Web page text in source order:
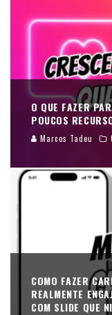
O QUE FAZER
POUCOS
Marcos Tadeu
COMO FAZER
REALMENTE
COM SLIDE QUE